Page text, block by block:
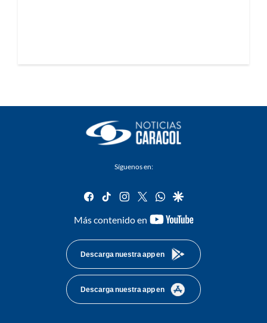
Síguenos en:
facebook
tiktok instagram
twitterwhatsapp
google
Más contenido en
youtube-
Descarga nuestra app en
Descarga nuestra app en